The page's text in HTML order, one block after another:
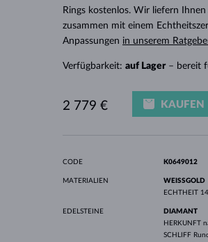
GESCHENKIDEENRings kostenlos. Wir liefern
zusammen mit einem
Anpassungen in unserem
Verfügbarkeit: auf Lager– bereit
2 779 € KAUFEN
CODE K0649012
MATERIALIEN
WEISSGOLD
ECHTHEIT
EDELSTEINE
DIAMANT
HERKUNFT
SCHLIFF Rund